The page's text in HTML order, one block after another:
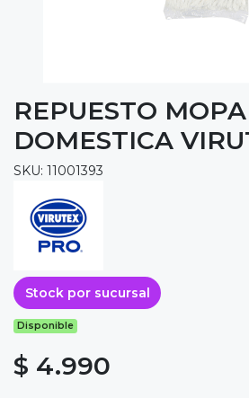
REPUESTO MOPA
DOMESTICA
SKU: 11001393
Stock por sucursal
Disponible
$ 4.990